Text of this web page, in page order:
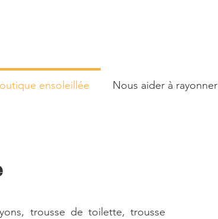
ensoleillée Nous aider à rayonner
trousse de toilette, trousse